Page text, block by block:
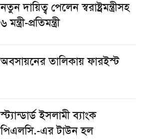
নতুন দায়িত্ব পেলেন স্বরাষ্ট্রমন্ত্রীসহ
৬ মন্ত্রী-প্রতিমন্ত্রী
অবসায়নের তালিকায় ফারইস্ট
স্ট্যান্ডার্ড ইসলামী ব্যাংক
পিএলসি.-এর টাউন হল